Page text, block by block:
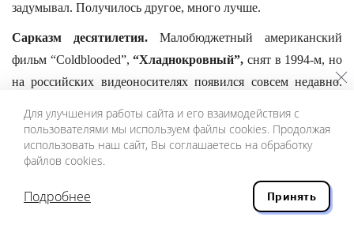
задумывал. Получилось другое, много лучше.
Сарказм десятилетия. Малобюджетный американский
фильм “Coldblooded”,“Хладнокровный”, снят в 1994-м, но
на российских видеоносителях появился совсем недавно.
антибоевик. Очень черный, очень грубый, предельно
изысканный юмор. Фильм, который хочется
пропагандировать и дарить. Режиссер М. Уоллес
Володарский, в первый раз слышу.
Для улучшения работы сайта и его взаимодействия с
пользователями мы используем файлы cookies. Продолжая
использовать наш сайт, Вы соглашаетесь на обработку
файлов cookies.
Подробнее Принять